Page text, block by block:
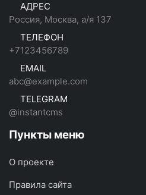
АДРЕС
Россия, Москва, а/я 137
ТЕЛЕФОН
+7123456789
EMAIL
abc@example.com
TELEGRAM
@instantcms
Пункты меню
О проекте
Правила сайта